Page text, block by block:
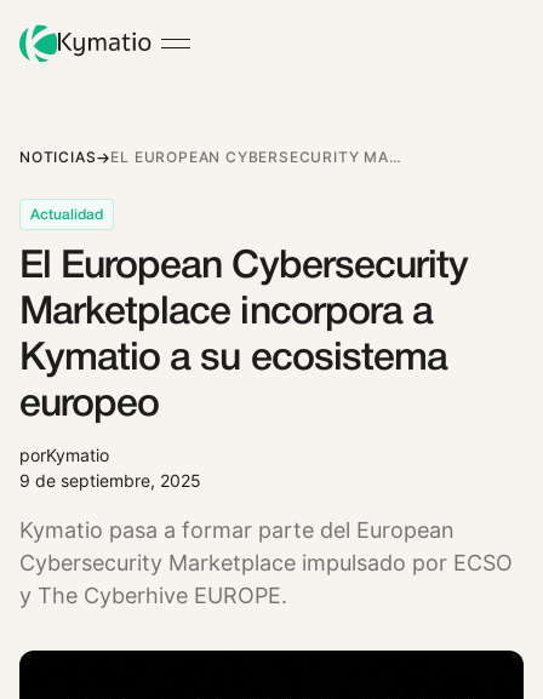
NOTICIAS EL EUROPEAN CYBERSECURITY MARKETPLACE INCORPORA A KYMATIO A SU ECOSISTEMA EUROPEO
Actualidad
El European Cybersecurity
Marketplace incorpora a
Kymatio a su ecosistema
europeo
porKymatio
9 de septiembre, 2025
Kymatio pasa a formar parte del European
Cybersecurity Marketplace impulsado por ECSO
y The Cyberhive EUROPE.